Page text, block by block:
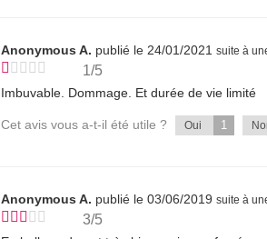
Anonymous A. publié le 24/01/2021 suite à
1/5
Imbuvable. Dommage. Et durée de vie limité
Cet avis vous a-t-il été utile ? Oui 1
Anonymous A. publié le 03/06/2019 suite à
3/5